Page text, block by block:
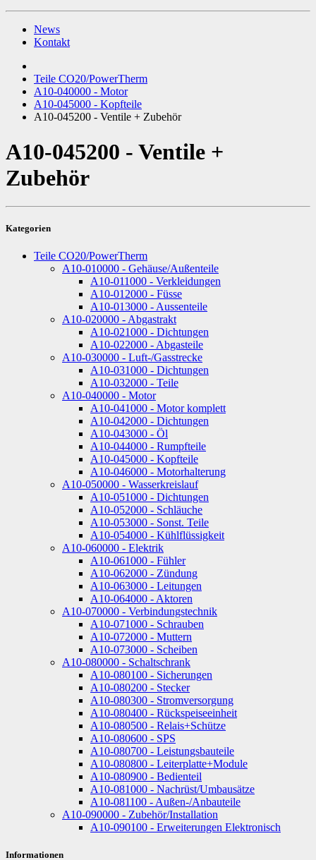
News
Kontakt
Teile CO20/PowerTherm
A10-040000 - Motor
A10-045000 - Kopfteile
A10-045200 - Ventile + Zubehör
A10-045200 - Ventile +
Zubehör
Kategorien
Teile CO20/PowerTherm
A10-010000 - Gehäuse/Außenteile
A10-011000 - Verkleidungen
A10-012000 - Füsse
A10-013000 - Aussenteile
A10-020000 - Abgastrakt
A10-021000 - Dichtungen
A10-022000 - Abgasteile
A10-030000 - Luft-/Gasstrecke
A10-031000 - Dichtungen
A10-032000 - Teile
A10-040000 - Motor
A10-041000 - Motor komplett
A10-042000 - Dichtungen
A10-043000 - Öl
A10-044000 - Rumpfteile
A10-045000 - Kopfteile
A10-046000 - Motorhalterung
A10-050000 - Wasserkreislauf
A10-051000 - Dichtungen
A10-052000 - Schläuche
A10-053000 - Sonst. Teile
A10-054000 - Kühlflüssigkeit
A10-060000 - Elektrik
A10-061000 - Fühler
A10-062000 - Zündung
A10-063000 - Leitungen
A10-064000 - Aktoren
A10-070000 - Verbindungstechnik
A10-071000 - Schrauben
A10-072000 - Muttern
A10-073000 - Scheiben
A10-080000 - Schaltschrank
A10-080100 - Sicherungen
A10-080200 - Stecker
A10-080300 - Stromversorgung
A10-080400 - Rückspeiseeinheit
A10-080500 - Relais+Schütze
A10-080600 - SPS
A10-080700 - Leistungsbauteile
A10-080800 - Leiterplatte+Module
A10-080900 - Bedienteil
A10-081000 - Nachrüst/Umbausätze
A10-081100 - Außen-/Anbauteile
A10-090000 - Zubehör/Installation
A10-090100 - Erweiterungen Elektronisch
Informationen